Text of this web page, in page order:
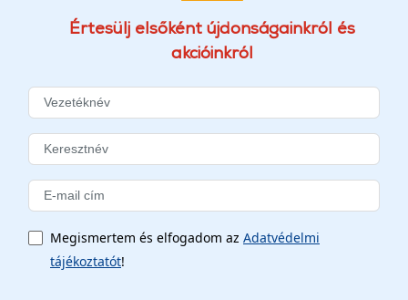
Értesülj elsőként újdonságainkról és
akcióinkról
Megismertem és elfogadom az Adatvédelmi
tájékoztatót!